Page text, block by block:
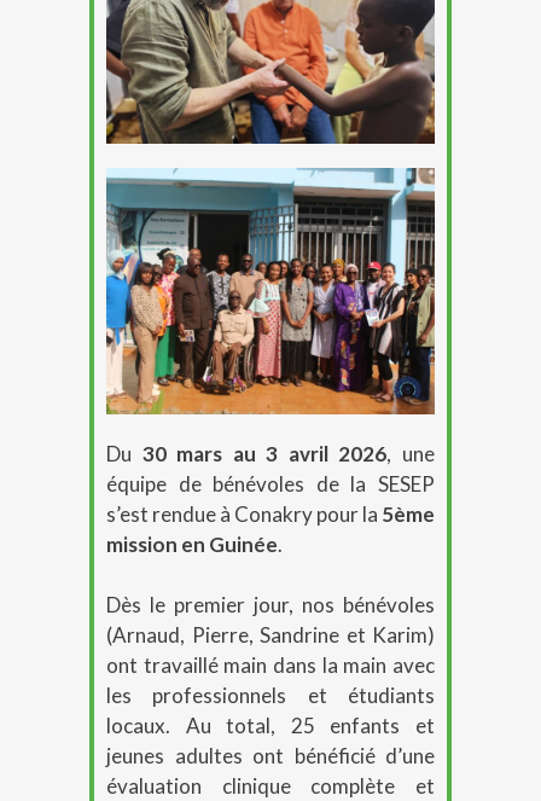
Du 30 mars au 3 avril 2026, une
équipe de bénévoles de la SESEP
s’est rendue à Conakry pour la 5ème
mission en Guinée.
Dès le premier jour, nos bénévoles
(Arnaud, Pierre, Sandrine et Karim)
ont travaillé main dans la main avec
les professionnels et étudiants
locaux. Au total, 25 enfants et
jeunes adultes ont bénéficié d’une
évaluation clinique complète et